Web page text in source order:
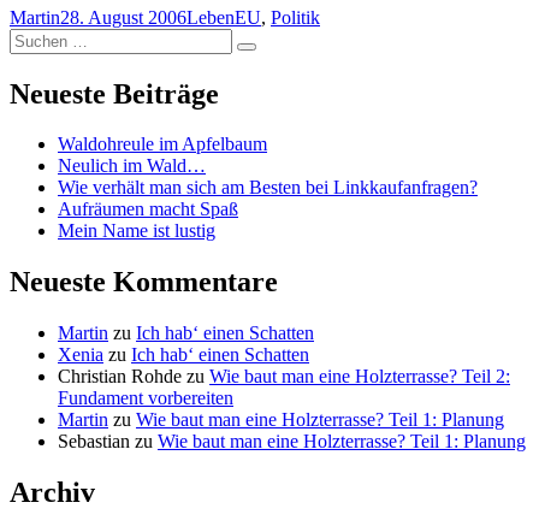
Autor
MartinVeröffentlicht
am
28. August 2006Kategorien
LebenSchlagwörter
EU, Politik
Suchen
nach:
Suchen
Neueste Beiträge
Waldohreule im Apfelbaum
Neulich im Wald…
Wie verhält man sich am Besten bei Linkkaufanfragen?
Aufräumen macht Spaß
Mein Name ist lustig
Neueste Kommentare
Martin zu Ich hab‘ einen Schatten
Xenia zu Ich hab‘ einen Schatten
Christian Rohde zu Wie baut man eine Holzterrasse? Teil 2:
Fundament vorbereiten
Martin zu Wie baut man eine Holzterrasse? Teil 1: Planung
Sebastian zu Wie baut man eine Holzterrasse? Teil 1: Planung
Archiv